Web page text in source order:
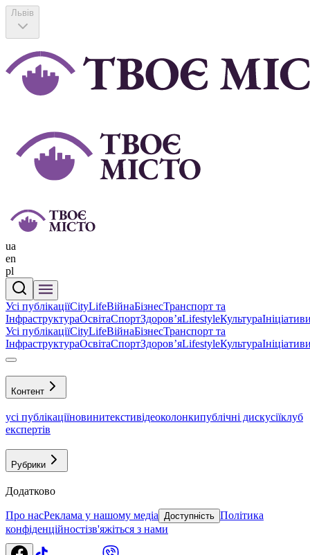
Львів
ua
en
pl
Усі публікаціїCityLifeВійнаБізнесТранспорт та
ІнфраструктураОсвітаСпортЗдоровʼяLifestyleКультура
Усі публікаціїCityLifeВійнаБізнесТранспорт та
ІнфраструктураОсвітаСпортЗдоровʼяLifestyleКультура
Контент
усі публікаціїновинитекстивідеоколонкипублічні дискусіїклуб
експертів
Рубрики
Додатково
Про насРеклама у нашому медіа Доступність Політика
конфіденційностізв'яжіться з нами